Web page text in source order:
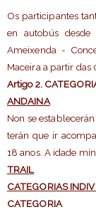
Os participantes
en autobús desde
Ameixenda -
Maceira a partir das
Artigo 2.
ANDAINA
Non se
terán que ir
18 anos. A idade
TRAIL
CATEGORIAS
CATEGORIA